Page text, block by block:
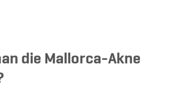
die Mallorca-Akne